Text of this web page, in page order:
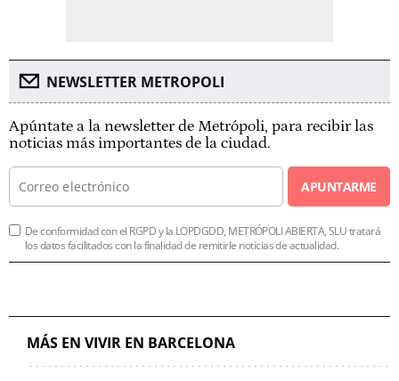
NEWSLETTER METROPOLI
Apúntate a la newsletter de Metrópoli, para recibir las
noticias más importantes de la ciudad.
APUNTARME
De conformidad con el RGPD y la LOPDGDD, METRÓPOLI ABIERTA, SLU tratará
los datos facilitados con la finalidad de remitirle noticias de actualidad.
MÁS EN VIVIR EN BARCELONA